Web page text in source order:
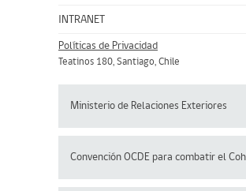
INTRANET
Políticas de Privacidad
Teatinos 180, Santiago, Chile
Ministerio de Relaciones Exteriores
Convención OCDE para combatir el